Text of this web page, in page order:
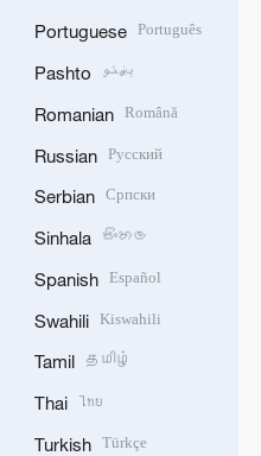
Portuguese Português
Pashto پښتو
Romanian Română
Russian Русский
Serbian Српски
Sinhala සිංහල
Spanish Español
Swahili Kiswahili
Tamil தமிழ்
Thai ไทย
Turkish Türkçe